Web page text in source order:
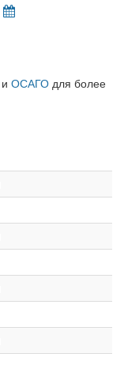
и ОСАГО для более